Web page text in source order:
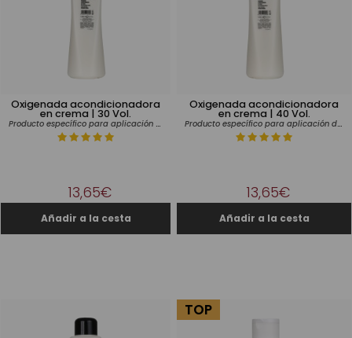
Oxigenada acondicionadora
en crema | 30 Vol.
Producto específico para aplicación de tinte
13,65€
Oxigenada acondicionadora
en crema | 40 Vol.
Producto específico para aplicación de tinte
13,65€
TOP